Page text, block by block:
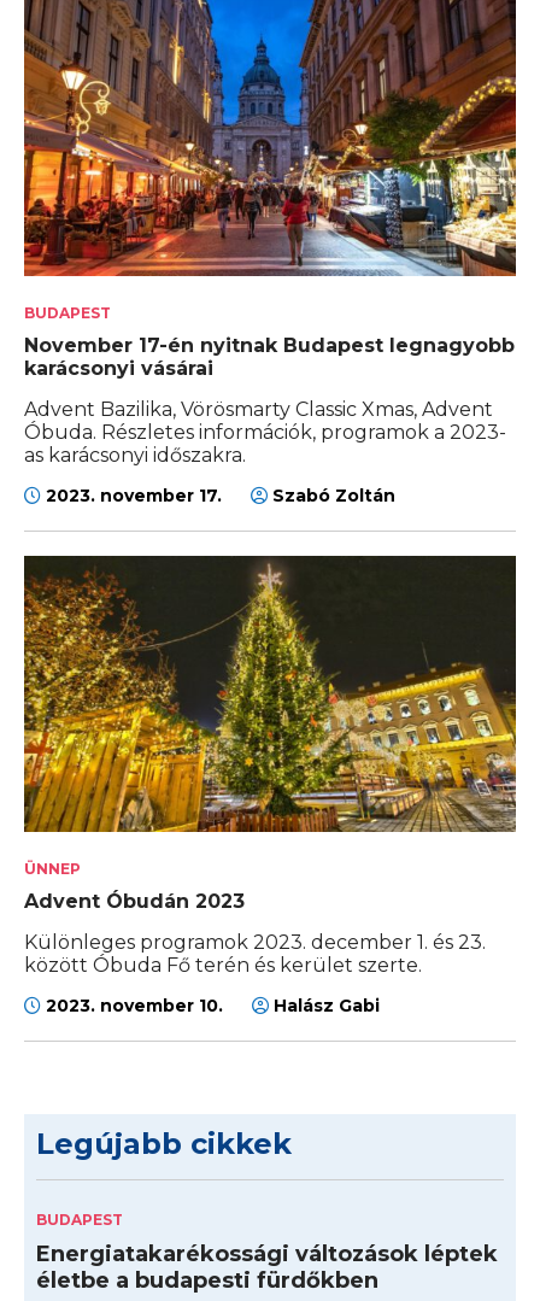
BUDAPEST
November 17-én nyitnak Budapest legnagyobb
karácsonyi vásárai
Advent Bazilika, Vörösmarty Classic Xmas, Advent
Óbuda. Részletes információk, programok a 2023-
as karácsonyi időszakra.
2023. november 17. Szabó Zoltán
ÜNNEP
Advent Óbudán 2023
Különleges programok 2023. december 1. és 23.
között Óbuda Fő terén és kerület szerte.
2023. november 10. Halász Gabi
Legújabb cikkek
BUDAPEST
Energiatakarékossági változások léptek
életbe a budapesti fürdőkben